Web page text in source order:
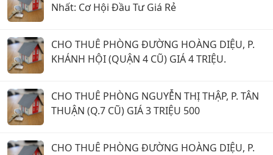
Nhất: Cơ Hội Đầu Tư Giá Rẻ
CHO THUÊ PHÒNG ĐƯỜNG HOÀNG DIỆU, P.
KHÁNH HỘI (QUẬN 4 CŨ) GIÁ 4 TRIỆU.
CHO THUÊ PHÒNG NGUYỄN THỊ THẬP, P. TÂN
THUẬN (Q.7 CŨ) GIÁ 3 TRIỆU 500
CHO THUÊ PHÒNG ĐƯỜNG HOÀNG DIỆU, P.